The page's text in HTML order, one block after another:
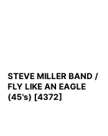
STEVE MILLER BAND /
FLY LIKE AN EAGLE
(45's) [4372]